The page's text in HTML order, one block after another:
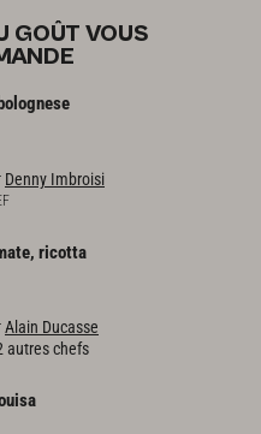
GOÛT VOUS
bolognese
Denny Imbroisi
ricotta
Alain Ducasse
autres chefs